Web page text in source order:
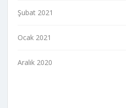
Şubat 2021
Ocak 2021
Aralık 2020